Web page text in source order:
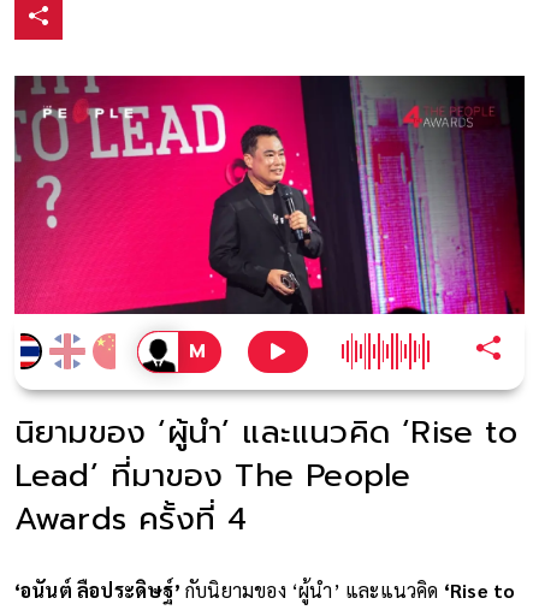
นิยามของ ‘ผู้นำ’ และแนวคิด ‘Rise to
Lead’ ที่มาของ The People
Awards ครั้งที่ 4
‘อนันต์ ลือประดิษฐ์’กับนิยามของ ‘ผู้นำ’ และแนวคิด ‘Rise to